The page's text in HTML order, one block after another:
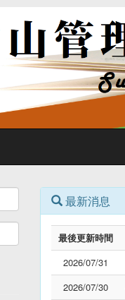
最新消息
最後更新時間
2026/07/31
2026/07/30